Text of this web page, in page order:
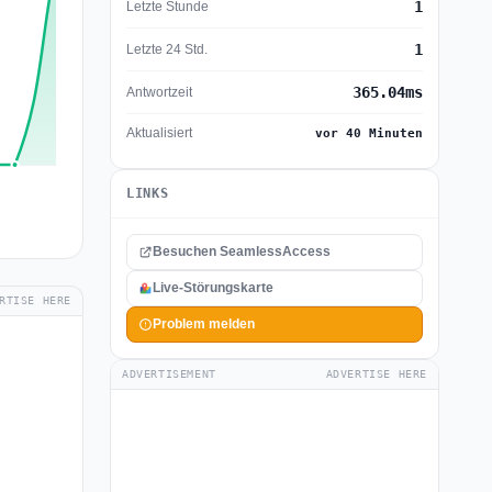
HERE
Letzte Stunde 1
Letzte 24 Std. 1
Antwortzeit 365.04ms
Aktualisiert vor 40 Minuten
LINKS
Besuchen SeamlessAccess
Live-Störungskarte
Problem melden
ADVERTISEMENT ADVERTISE HERE